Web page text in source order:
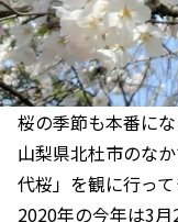
桜の季節も本番にな
山梨県北杜市のな
代桜」を観に行って
2020年の今年は3